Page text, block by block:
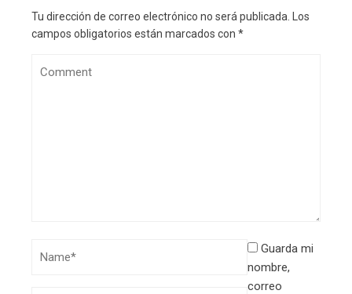
Tu dirección de correo electrónico no será publicada.
Los
campos obligatorios están marcados con *
Guarda mi
nombre,
correo